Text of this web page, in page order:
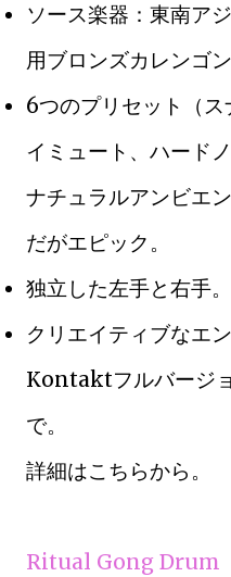
ソース楽器：東南ア
用ブロンズカレンゴン
6つのプリセット（
イミュート、ハード
ナチュラルアンビエ
だがエピック。
独立した左手と右手。
クリエイティブなエ
Kontaktフルバージ
で。
詳細はこちらから。
Ritual Gong Drum